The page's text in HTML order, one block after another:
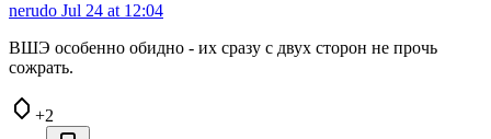
nerudo Jul 24 at 12:04
ВШЭ особенно обидно - их сразу с двух сторон не прочь
сожрать.
+2